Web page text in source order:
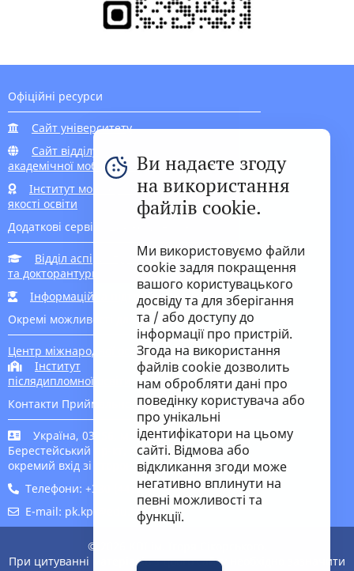
Офіційні ресурси
Сайт університету
Сайт відділу
академічної мобільності
Інститут моніторингу
якості освіти
Додаткові сервіси для вступників
Відділ аспірантури
та докторантури
Інформаційна підтримка вступника
Окремі можливості для вступу
Центр міжнародної освіти
Інститут
післядипломної освіти
Контакти Приймальної комісії
Україна, 03056, м. Київ-56,
Берестейський пр-кт, 37 корпус 1,
окремий вхід зі сторони метро
Телефони: +380 (44) 204 9645, 204 9646
E-mail: pk.kpi@edu.kpi.ua
© 2026 КПІ ім. Ігоря Сікорського.
При цитуванні матеріалів з цього сайту необхідно зазначити
Ви надаєте згоду
на використання
файлів cookie.
Ми використовуємо файли
cookie задля покращення
вашого користувацького
досвіду та для зберігання
та / або доступу до
інформації про пристрій.
Згода на використання
файлів cookie дозволить
нам обробляти дані про
поведінку користувача або
про унікальні
ідентифікатори на цьому
сайті. Відмова або
відкликання згоди може
негативно вплинути на
певні можливості та
функції.